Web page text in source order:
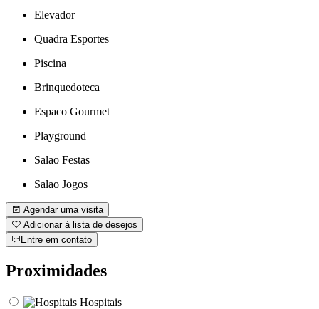
Elevador
Quadra Esportes
Piscina
Brinquedoteca
Espaco Gourmet
Playground
Salao Festas
Salao Jogos
Agendar uma visita
Adicionar à lista de desejos
Entre em contato
Proximidades
Hospitais